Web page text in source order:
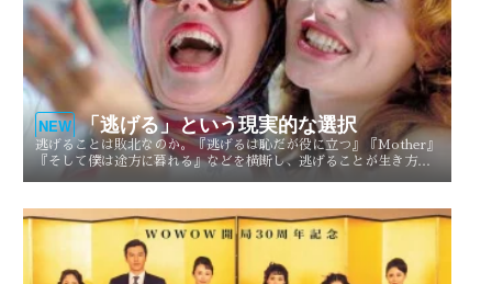
NEW 「逃げる」という現実的な選択
逃げることは敗北なのか。『逃げるは恥だが役に立つ』『Mother』
『そして僕は途方に暮れる』などを横断し、逃げることが生き方や